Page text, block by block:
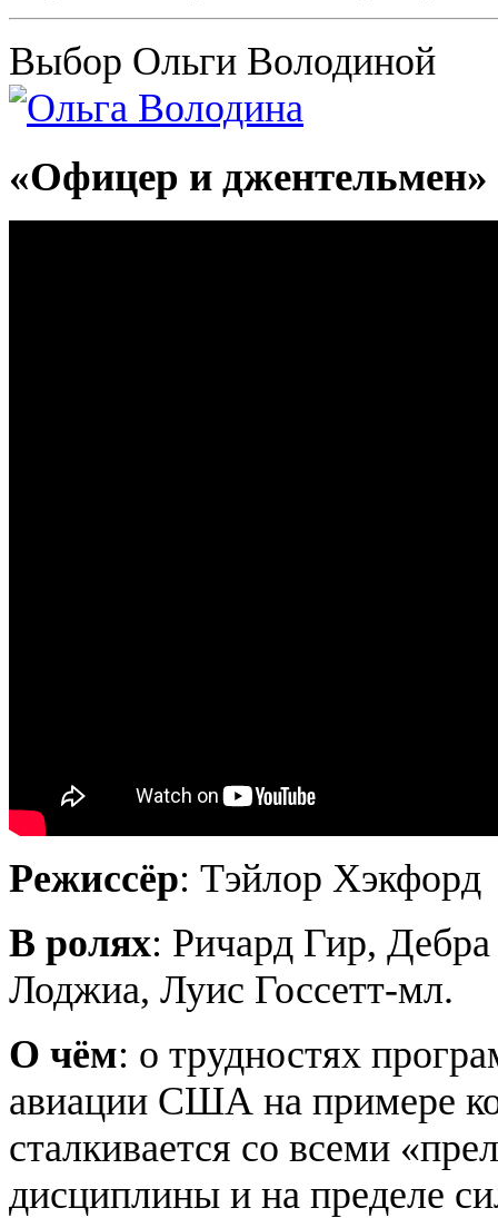
Выбор Ольги Володиной
«Офицер и
Режиссёр: Тэйлор Хэкфорд
В ролях: Ричард Гир,
Лоджиа, Луис Госсетт-мл.
О чём: о трудностях
авиации США на примере
сталкивается со всеми
дисциплины и на пределе